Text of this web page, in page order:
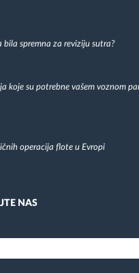
spremna za reviziju sutra?
koje su potrebne vašem voznom
operacija flote u Evropi
NAS